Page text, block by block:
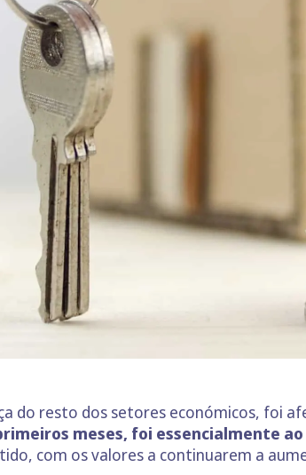
do resto dos setores económicos, foi
meses, foi essencialmente
com os valores a continuarem a